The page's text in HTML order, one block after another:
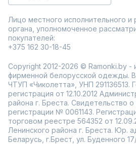
Лицо местного исполнительного и
органа, уполномоченное
покупателей:
+375 162 30-18-45
Copyright 2012-2026 © Ramonki.by -
фирменной белорусской одежды.
ЧТУП «Чиколетта», УНП 291136513.
регистрация от 12.10.2012
района г. Бреста. Свидетельство о
регистрации № 0061143.
торговом реестре 564352 от
Ленинского района г. Бреста. Юр.
Беларусь, г.Брест, ул. Буденного 17/